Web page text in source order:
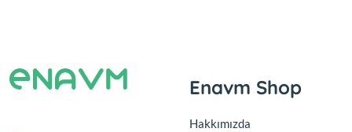
Enavm Shop
Hakkımızda